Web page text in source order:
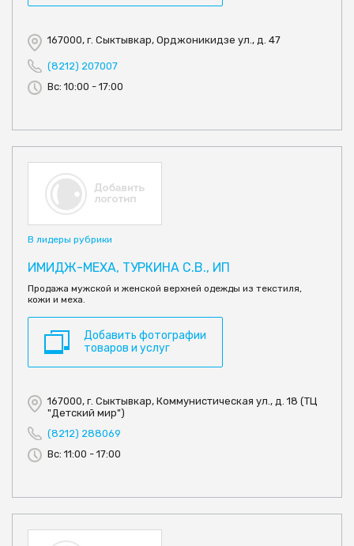
167000, г. Сыктывкар, Орджоникидзе ул., д. 47
(8212) 207007
Вс: 10:00 - 17:00
В лидеры рубрики
ИМИДЖ-МЕХА, ТУРКИНА С.В., ИП
Продажа мужской и женской верхней одежды из текстиля,
кожи и меха.
Добавить фотографии
товаров и услуг
167000, г. Сыктывкар, Коммунистическая ул., д. 18 (ТЦ
"Детский мир")
(8212) 288069
Вс: 11:00 - 17:00